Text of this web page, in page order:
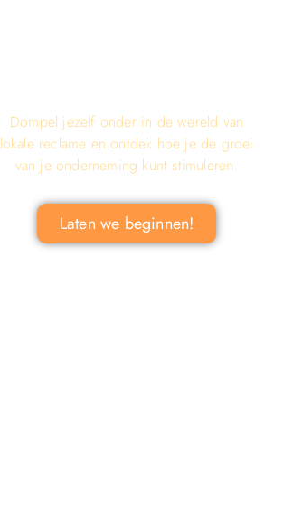
Dompel jezelf onder in de wereld van
lokale reclame en ontdek hoe je de groei
van je onderneming kunt stimuleren.
Laten we beginnen!